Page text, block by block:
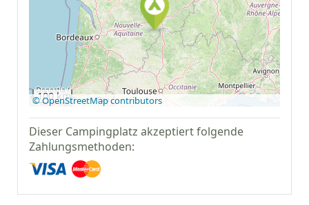
Auf Google Maps
anzeigen
100 km
© OpenStreetMap contributors
Dieser Campingplatz akzeptiert folgende
Zahlungsmethoden: